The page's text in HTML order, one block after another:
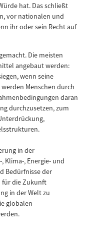
hat. Das schließt
vor nationalen und
ihr oder sein Recht auf
Die meisten
angebaut werden:
wenn seine
Menschen durch
daran
durchzusetzen, zum
in der
Klima-, Energie- und
Bedürfnisse der
für die Zukunft
in der Welt zu
globalen